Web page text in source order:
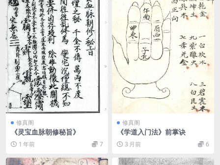
修真阁
《灵宝血脉朝修秘旨》
1 年前 7
修真阁
《学道入门法》前掌诀
3 月前 6